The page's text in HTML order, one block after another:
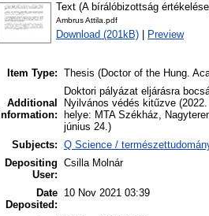
Text (A bírálóbizottság
Ambrus Attila.pdf
Download (201kB) Preview
Item Type: Thesis (Doctor of the Hung.
Additional
Information:
Doktori pályázat eljárásra
Nyilvános védés kitűzve
helye: MTA Székház,
június 24.)
Subjects: Q Science /
Depositing
User:
Csilla Molnár
Date
Deposited:
10 Nov 2021 03:39